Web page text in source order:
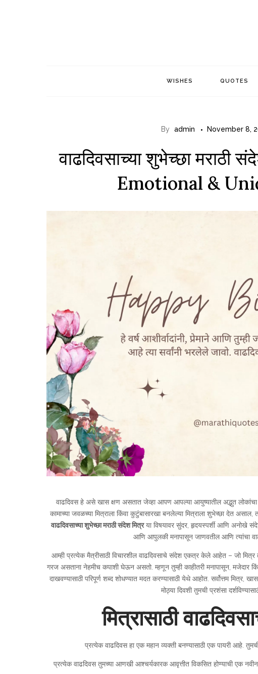
WISHES QUOTES
By admin November 8,
वाढदिवसाच्या शुभेच्छा मराठी
Emotional &
वाढदिवस हे असे खास क्षण असतात जेव्हा आपण आपल्या आयुष्यातील अद्भुत लोकांचा
कामाच्या जवळच्या मित्राला किंवा कुटुंबासारखा बनलेल्या मित्राला शुभेच्छा देत
वाढदिवसाच्या शुभेच्छा मराठी संदेश मित्रया विषयावर सुंदर, हृदयस्पर्शी आणि अनोखे
आणि आपुलकी मनापासून जाणवतील आणि त्यांचा
आम्ही प्रत्येक मैत्रीसाठी विचारशील वाढदिवसाचे संदेश एकत्र केले आहेत – जो मित्र
गरज असताना नेहमीच कपाशी घेऊन असतो. म्हणून तुम्ही काहीतरी मनापासून, मजेदार
दाखवण्यासाठी परिपूर्ण शब्द शोधण्यात मदत करण्यासाठी येथे आहोत. सर्वोत्तम मित्र,
मोठ्या दिवशी तुमची प्रशंसा
मित्रासाठी
प्रत्येक वाढदिवस हा एक महान व्यक्ती बनण्यासाठी एक पायरी आहे.
प्रत्येक वाढदिवस तुमच्या आणखी आश्चर्यकारक आवृत्तीत विकसित होण्याची एक नवीन